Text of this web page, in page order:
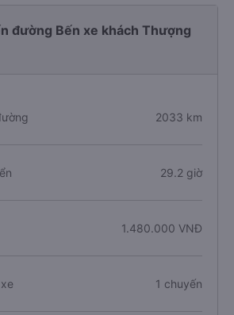
đường Bến xe khách Thượng
2033 km
29.2 giờ
1.480.000 VNĐ
1 chuyến